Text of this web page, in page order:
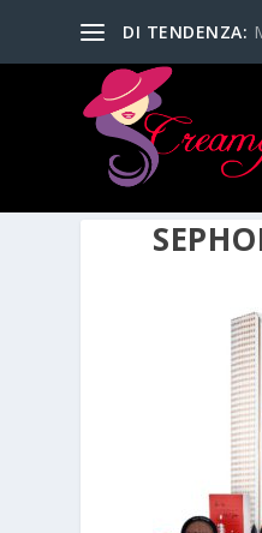
DI TENDENZA: